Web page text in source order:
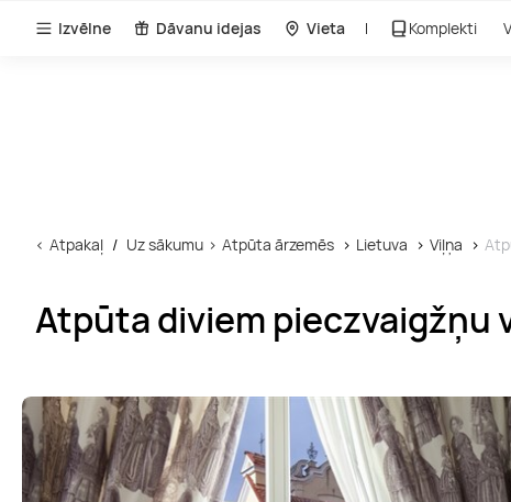
Izvēlne Dāvanu idejas Vieta Komplekti
Atpakaļ Uz sākumu Atpūta ārzemēs Lietuva Viļņa
Atpūta diviem pieczvaigžņu